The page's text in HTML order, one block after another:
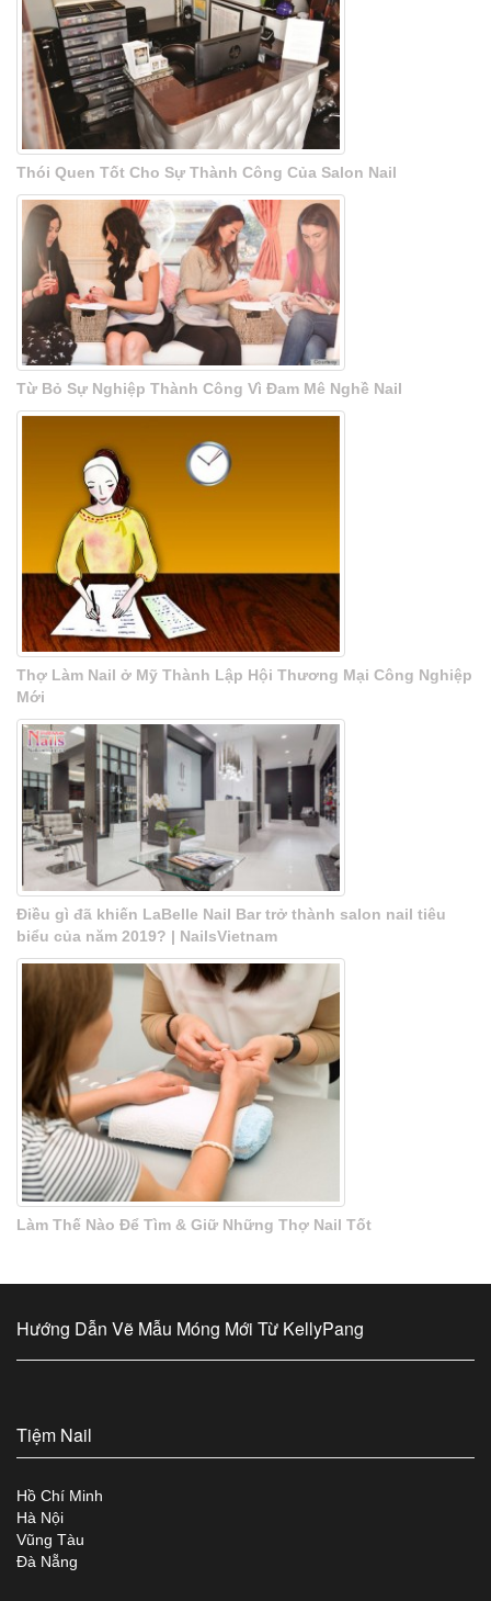
Thói Quen Tốt Cho Sự Thành Công Của Salon Nail
Từ Bỏ Sự Nghiệp Thành Công Vì Đam Mê Nghề Nail
Thợ Làm Nail ở Mỹ Thành Lập Hội Thương Mại Công Nghiệp
Mới
Điều gì đã khiến LaBelle Nail Bar trở thành salon nail tiêu
biểu của năm 2019? | NailsVietnam
Làm Thế Nào Để Tìm & Giữ Những Thợ Nail Tốt
Hướng Dẫn Vẽ Mẫu Móng Mới Từ KellyPang
Tiệm Nail
Hồ Chí Minh
Hà Nội
Vũng Tàu
Đà Nẵng